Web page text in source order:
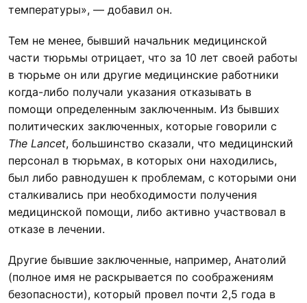
температуры», — добавил он.
Тем не менее, бывший начальник медицинской
части тюрьмы отрицает, что за 10 лет своей работы
в тюрьме он или другие медицинские работники
когда-либо получали указания отказывать в
помощи определенным заключенным. Из бывших
политических заключенных, которые говорили с
The Lancet, большинство сказали, что медицинский
персонал в тюрьмах, в которых они находились,
был либо равнодушен к проблемам, с которыми они
сталкивались при необходимости получения
медицинской помощи, либо активно участвовал в
отказе в лечении.
Другие бывшие заключенные, например, Анатолий
(полное имя не раскрывается по соображениям
безопасности), который провел почти 2,5 года в